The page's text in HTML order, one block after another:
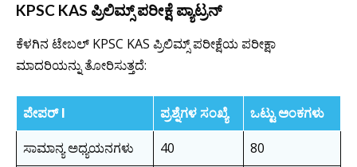
KPSC KAS ಪ್ರಿಲಿಮ್ಸ್ ಪರೀಕ್ಷೆ ಪ್ಯಾಟ್ರನ್
ಕೆಳಗಿನ ಟೇಬಲ್ KPSC KAS ಪ್ರಿಲಿಮ್ಸ್ ಪರೀಕ್ಷೆಯ ಪರೀಕ್ಷಾ
ಮಾದರಿಯನ್ನು ತೋರಿಸುತ್ತದೆ:
ಪೇಪರ್ I ಪ್ರಶ್ನೆಗಳ ಸಂಖ್ಯೆ
ಒಟ್ಟು ಅಂಕಗಳು
ಸಾಮಾನ್ಯ ಅಧ್ಯಯನಗಳು
40
80